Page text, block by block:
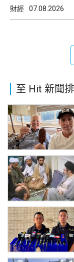
財經 07.08.2026
至 Hit 新聞